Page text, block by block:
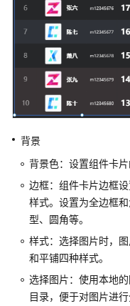
创
建
目
创
建
发
布
装
项
目
背景
背景色：设置组件卡片
边框：组件卡片边框
样式。设置为全边框
型、圆角等。
样式：选择图片时，
和平铺四种样式。
选择图片：使用本地
目录，便于对图片进